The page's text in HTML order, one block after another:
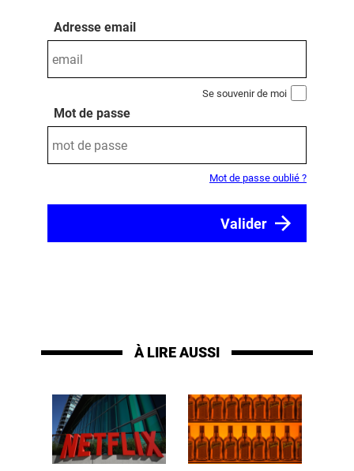
Adresse email
Se souvenir de moi
Mot de passe
Mot de passe oublié ?
À LIRE AUSSI